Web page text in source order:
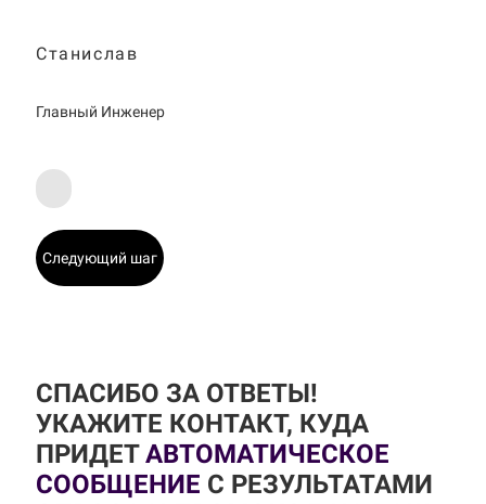
Станислав
Главный Инженер
Следующий шаг
СПАСИБО ЗА ОТВЕТЫ!
УКАЖИТЕ КОНТАКТ, КУДА
ПРИДЕТАВТОМАТИЧЕСКОЕ
СООБЩЕНИЕ С РЕЗУЛЬТАТАМИ